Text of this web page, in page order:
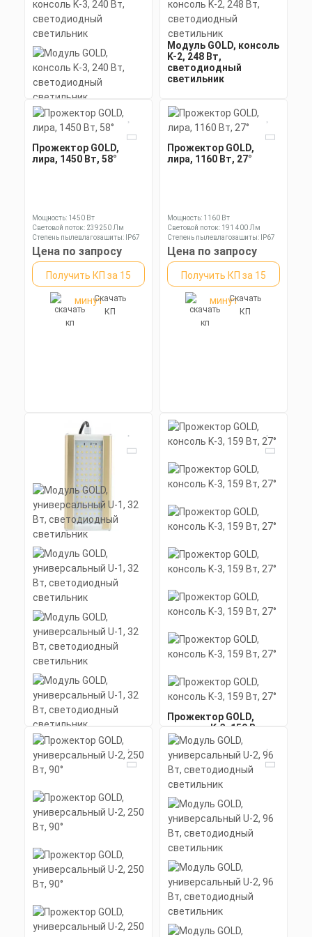
Модуль GOLD, консоль
K-3, 240 Вт,
светодиодный
светильник
Экструдированный
алюминиевый профиль
(анодированный), прозрачное
минеральное стекло.
Цена по запросу
Получить КП за 15
минутСкачать
КП
Модуль GOLD, консоль
K-2, 248 Вт,
светодиодный
светильник
Мощность: 248 Вт
Коэффициент мощности не менее:
0,95 cos
Материал корпуса:
Экструдированный
алюминиевый профиль
Цена по запросу
Прожектор GOLD,
лира, 1450 Вт, 58°
Мощность: 1450 Вт
Световой поток: 239250 Лм
Степень пылевлагозащиты: IP67
Цена по запросу
Получить КП за 15
минутСкачать
КП
Прожектор GOLD,
лира, 1160 Вт, 27°
Мощность: 1160 Вт
Световой поток: 191 400 Лм
Степень пылевлагозащиты: IP67
Цена по запросу
Получить КП за 15
минутСкачать
КП
Модуль GOLD,
универсальный U-1, 32
Вт, светодиодный
Мощность: 32 Вт
Прожектор GOLD,
консоль K-3, 159 Вт,
27°
Мощность: 159 Вт
Размеры без упаковки:
380x325x135 мм
Размеры в упаковке:
410x340x140 мм
Цена по запросу
Получить КП за 15
минутСкачать
КП